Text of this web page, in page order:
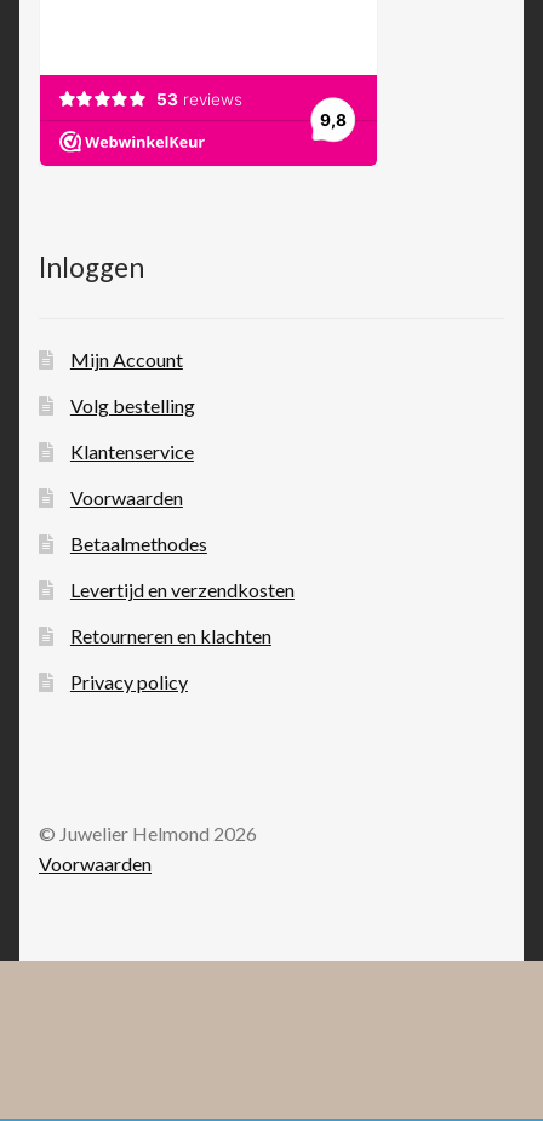
Inloggen
Mijn Account
Volg bestelling
Klantenservice
Voorwaarden
Betaalmethodes
Levertijd en verzendkosten
Retourneren en klachten
Privacy policy
© Juwelier Helmond 2026
Voorwaarden